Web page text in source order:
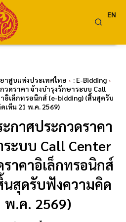
EN
าสูบแห่งประเทศไทย
: E-Bidding
ดราคา จ้างบำรุงรักษาระบบ Call
อิเล็กทรอนิกส์ (e-bidding) (สิ้นสุดรับ
เห็น 21 พ.ค. 2569)
กาศประกวดราคา
ระบบ Call Center
าคาอิเล็กทรอนิกส์
นสุดรับฟังความคิด
พ.ค. 2569)